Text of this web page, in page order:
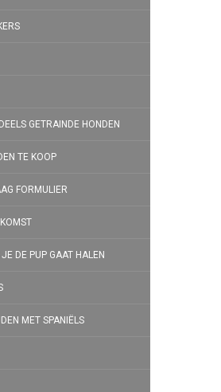
GETRAINDE HONDEN
TE KOOP
FORMULIER
DE PUP GAAT HALEN
MET SPANIËLS